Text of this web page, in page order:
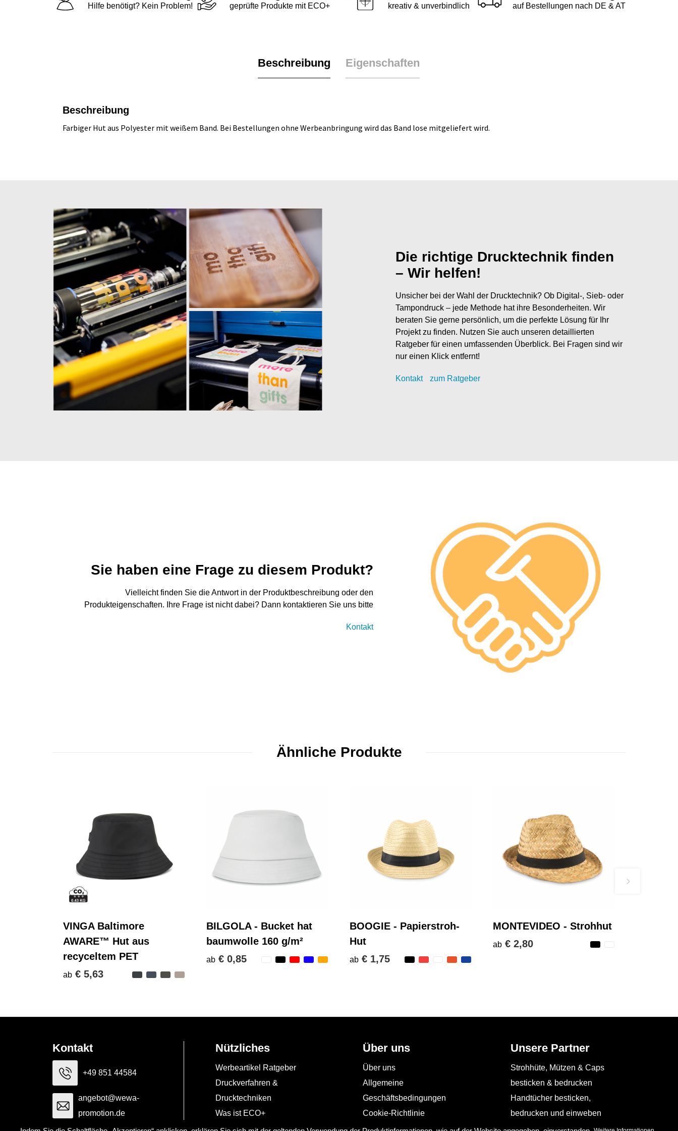
Hilfe benötigt? Kein Problem! geprüfte Produkte mit ECO+ kreativ & unverbindlich auf Bestellungen nach DE & AT
Beschreibung Eigenschaften
Beschreibung
Farbiger Hut aus Polyester mit weißem Band. Bei Bestellungen ohne Werbeanbringung wird das Band lose mitgeliefert wird.
Die richtige Drucktechnik finden
– Wir helfen!
Unsicher bei der Wahl der Drucktechnik? Ob Digital-, Sieb- oder
Tampondruck – jede Methode hat ihre Besonderheiten. Wir
beraten Sie gerne persönlich, um die perfekte Lösung für Ihr
Projekt zu finden. Nutzen Sie auch unseren detaillierten
Ratgeber für einen umfassenden Überblick. Bei Fragen sind wir
nur einen Klick entfernt!
Kontakt zum Ratgeber
Sie haben eine Frage zu diesem Produkt?
Vielleicht finden Sie die Antwort in der Produktbeschreibung oder den
Produkteigenschaften. Ihre Frage ist nicht dabei? Dann kontaktieren Sie uns bitte
Kontakt
Ähnliche Produkte
VINGA Baltimore
AWARE™ Hut aus
recyceltem PET
ab € 5,63
BILGOLA - Bucket hat
baumwolle 160 g/m²
ab € 0,85
BOOGIE - Papierstroh-
Hut
ab € 1,75
MONTEVIDEO - Strohhut
ab € 2,80
Kontakt
+49 851 44584
angebot@wewa-
promotion.de
Nützliches
Werbeartikel Ratgeber
Druckverfahren &
Drucktechniken
Was ist ECO+
Über uns
Über uns
Allgemeine
Geschäftsbedingungen
Cookie-Richtlinie
Impressum
Unsere Partner
Strohhüte, Mützen & Caps
besticken & bedrucken
Handtücher besticken,
bedrucken und einweben
Schürzen bedrucken